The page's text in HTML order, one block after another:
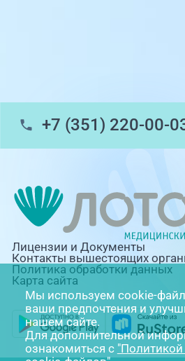
помощь)
Профосмотры, ул.Труда,
г. Златоуст, ул.
(ЦАОП)
+7 (351) 220-00-
Лицензии и Документы
Контакты вышестоящих
Политика обработки данных
Карта сайта
Мы используем cookie-
ваши предпочтения и
нашем сайте.
Для дополнительной
ознакомиться с